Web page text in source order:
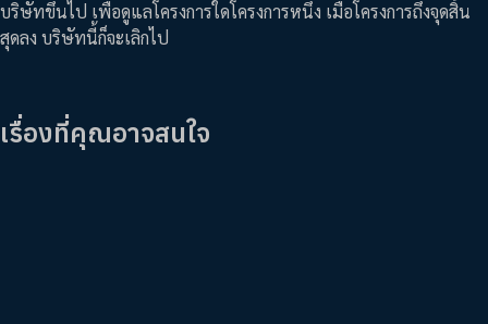
บริษัทขึ้นไป เพื่อดูแลโครงการใดโครงการหนึ่ง เมื่อโครงการถึงจุดสิ้น
สุดลง บริษัทนี้ก็จะเลิกไป
เรื่องที่คุณอาจสนใจ